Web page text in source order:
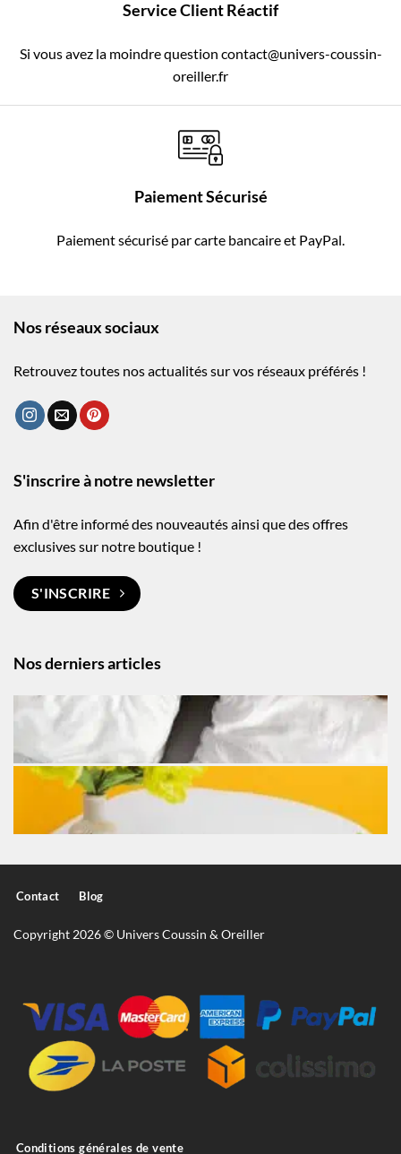
Service Client Réactif
Si vous avez la moindre question contact@univers-coussin-
oreiller.fr
Paiement Sécurisé
Paiement sécurisé par carte bancaire et PayPal.
Nos réseaux sociaux
Retrouvez toutes nos actualités sur vos réseaux préférés !
Nos derniers articles
S'inscrire à notre newsletter
Afin d'être informé des nouveautés ainsi que des offres
exclusives sur notre boutique !
S'INSCRIRE
Contact Blog
Copyright 2026 © Univers Coussin & Oreiller
Conditions générales de vente